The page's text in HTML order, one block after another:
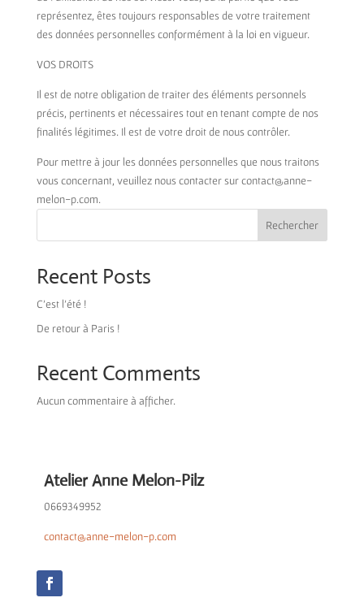
représentez, êtes toujours responsables de votre traitement
des données personnelles conformément à la loi en vigueur.
VOS DROITS
Il est de notre obligation de traiter des éléments personnels
précis, pertinents et nécessaires tout en tenant compte de nos
finalités légitimes. Il est de votre droit de nous contrôler.
Pour mettre à jour les données personnelles que nous traitons
vous concernant, veuillez nous contacter sur contact@anne-
melon-p.com.
Rechercher
Recent Posts
C’est l’été !
De retour à Paris !
Recent Comments
Aucun commentaire à afficher.
Atelier Anne Melon-Pilz
0669349952
contact@anne-melon-p.com